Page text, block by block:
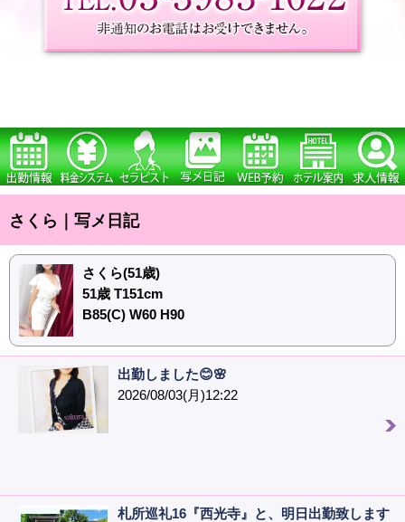
さくら｜写メ日記
さくら(51歳)
51歳 T151cm
B85(C) W60 H90
出勤しました😊🌸
2026/08/03(月)12:22
札所巡礼16『西光寺』と、明日出勤致します